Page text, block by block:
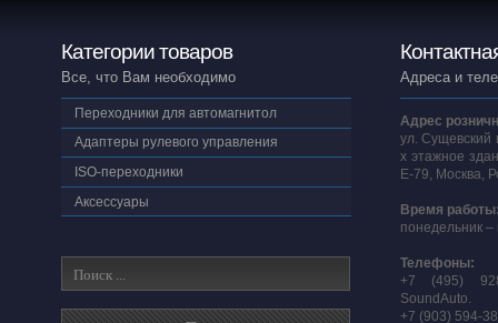
Категории товаров
Все, что Вам необходимо
Переходники для автомагнитол
Адаптеры рулевого управления
ISO-переходники
Аксессуары
Адреса и
Адрес
ул. Сущевский
х этажное
E-79, Москва,
Время
понедельник –
Телефоны:
+7 (495)
SoundAuto.
+7 (903) 594-